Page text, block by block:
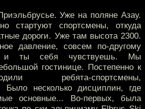
Уже на поляне Азау.
стартуют спортсмены, откуда
дороги. Уже там высота 2300.
давление, совсем по-другому
и ты себя чувствуешь. Мы
гостинице. Постепенно к
ребята-спортсмены,
Было несколько дисциплин, где
основные... Во-первых, была